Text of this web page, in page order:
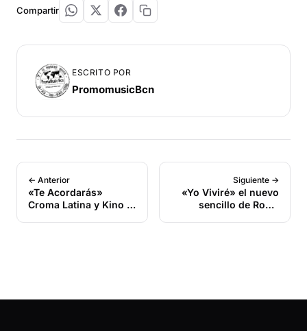
Compartir
ESCRITO POR
PromomusicBcn
← Anterior
«Te Acordarás»
Croma Latina y Kino El
Siguiente →
«Yo Viviré» el nuevo
sencillo de Rossi